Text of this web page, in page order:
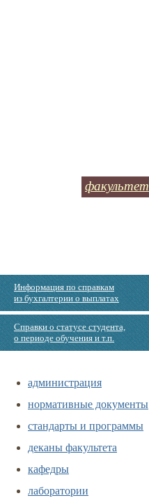
факультет
Информация по справкам
из бухгалтерии о выплатах
Справки о статусе студента,
о периоде обучения и т.п.
администрация
нормативные документы
стандарты и программы
деканы факультета
кафедры
лаборатории